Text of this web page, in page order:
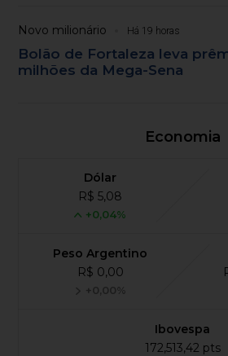
Novo milionário Há 19 horas
Bolão de Fortaleza leva
milhões da Mega-Sena
Economia
Dólar
R$ 5,08
+0,04%
Peso Argentino
R$ 0,00
+0,00%
Ibovespa
172,513,42 pts